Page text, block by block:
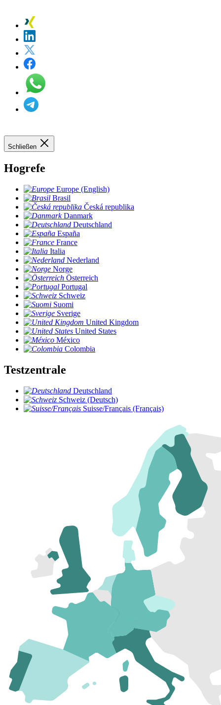
Schließen
Hogrefe
Europe (English)
Brasil
Česká republika
Danmark
Deutschland
España
France
Italia
Nederland
Norge
Österreich
Portugal
Schweiz
Suomi
Sverige
United Kingdom
United States
México
Colombia
Testzentrale
Deutschland
Schweiz (Deutsch)
Suisse/Français (Français)